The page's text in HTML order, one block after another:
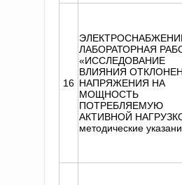
16
ЛАБОРАТОРНАЯ
«ИССЛЕДОВАНИЕ
ВЛИЯНИЯ
НАПРЯЖЕНИЯ НА
МОЩНОСТЬ
ПОТРЕБЛЯЕМУЮ
АКТИВНОЙ
методические